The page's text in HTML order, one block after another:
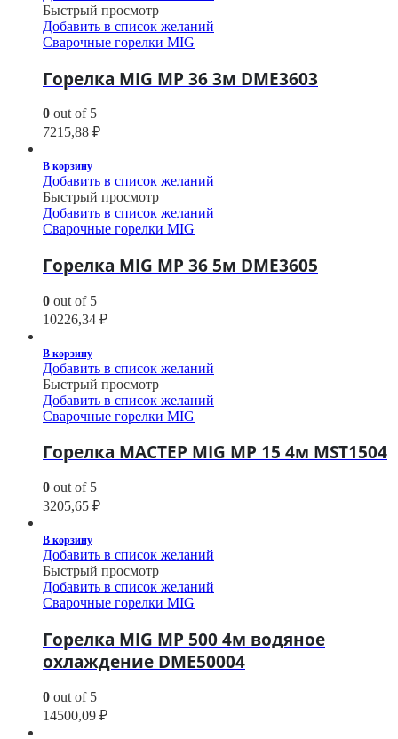
Быстрый просмотр
Добавить в список желаний
Сварочные горелки MIG
Горелка MIG MP 36 3м DME3603
0 out of 5
7215,88 ₽
В корзину
Добавить в список желаний
Быстрый просмотр
Добавить в список желаний
Сварочные горелки MIG
Горелка MIG MP 36 5м DME3605
0 out of 5
10226,34 ₽
В корзину
Добавить в список желаний
Быстрый просмотр
Добавить в список желаний
Сварочные горелки MIG
Горелка МАСТЕР MIG MP 15 4м MST1504
0 out of 5
3205,65 ₽
В корзину
Добавить в список желаний
Быстрый просмотр
Добавить в список желаний
Сварочные горелки MIG
Горелка MIG MP 500 4м водяное
охлаждение DME50004
0 out of 5
14500,09 ₽